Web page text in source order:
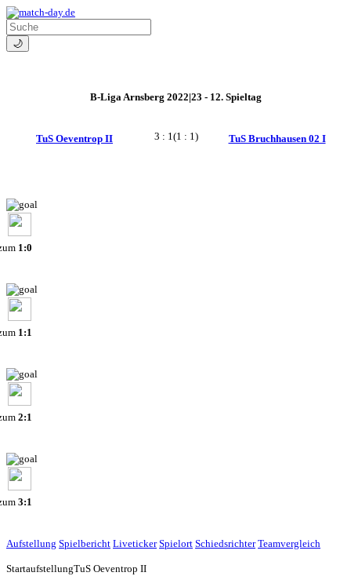
🌙
B-Liga Arnsberg 2022|23 - 12. Spieltag
TuS Oeventrop II 3 : 1(1 : 1) TuS Bruchhausen 02 I
1:0
1:1
2:1
3:1
Aufstellung Spielbericht Liveticker Spielort Schiedsrichter Teamvergleich
StartaufstellungTuS Oeventrop II